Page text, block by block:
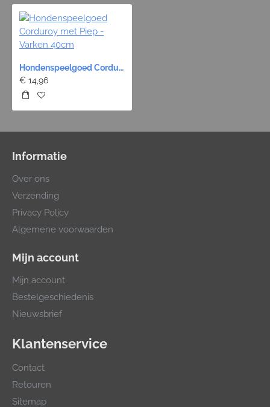
Hondenspeelgoed Corduroy met Piep - Varken 40cm
€ 14,96
Informatie
Over ons
Verzending
Privacy Policy
Algemene voorwaarden
Mijn account
Mijn account
Bestelgeschiedenis
Nieuwsbrief
Klantenservice
Contact
Retouren
Sitemap